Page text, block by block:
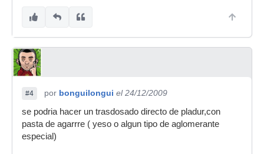
#4 por bonguilongui el 24/12/2009
se podria hacer un trasdosado directo de pladur,con
pasta de agarrre ( yeso o algun tipo de aglomerante
especial)